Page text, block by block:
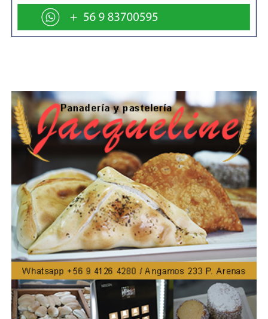
clínicas, donde atienden médicos, enfermeras y
kinesiólogos, mientras que la segunda etapa